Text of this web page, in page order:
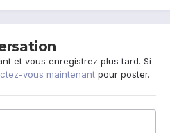
et vous enregistrez plus tard. Si
vous maintenant pour poster.